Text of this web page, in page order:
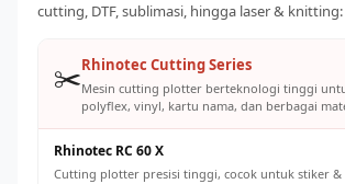
cutting, DTF, sublimasi, hingga laser & knitting:
✂️Rhinotec Cutting Series
Mesin cutting plotter berteknologi tinggi
polyflex, vinyl, kartu nama, dan berbagai
Rhinotec RC 60 X
Cutting plotter presisi tinggi, cocok untuk stiker &